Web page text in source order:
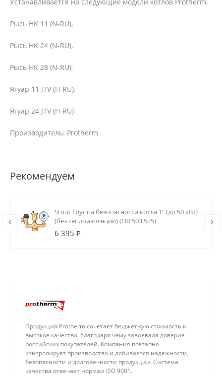
Рысь HK 11 (N-RU),
Рысь HK 24 (N-RU),
Рысь HK 28 (N-RU),
Ягуар 11 JTV (H-RU),
Ягуар 24 JTV (H-RU)
Производитель: Protherm
Рекомендуем
Stout Группа безопасности котла 1" (до 50 кВт)
(без теплоизоляции) (OR 503.525)
6 395 ₽
Продукция Protherm сочетает бюджетную стоимость и
высокое качество, благодаря чему завоевала доверие
российских покупателей. Компания поэтапно
контролирует производство и добивается надежности,
безопасности и долговечности продукции. Система
качества отвечает нормам ISO 9001.